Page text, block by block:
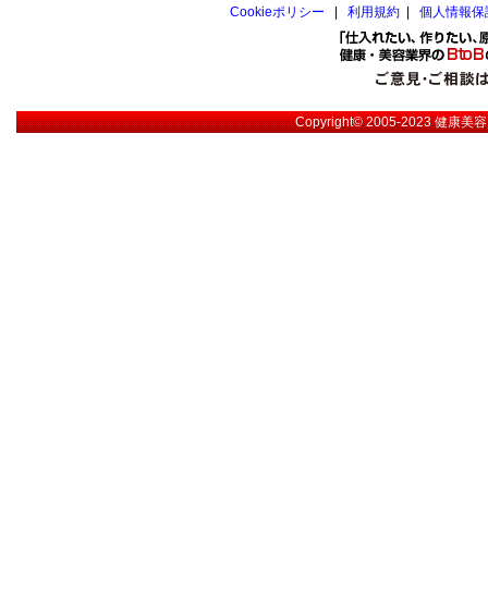
Cookieポリシー
利用規約 個人情報
Copyright© 2005-2023健康美